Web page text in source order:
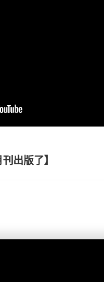
出版了】